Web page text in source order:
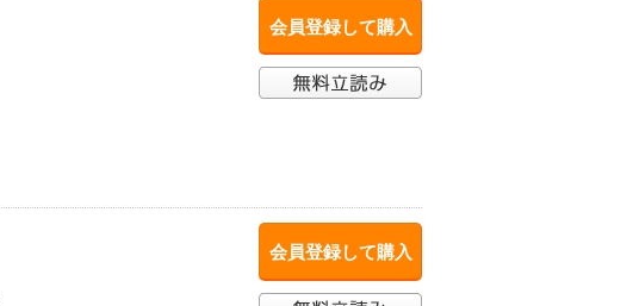
会員登録して購入
会員登録して購入